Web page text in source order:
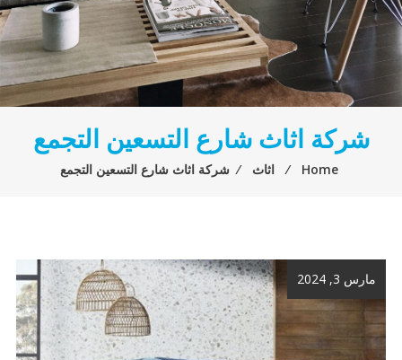
شركة اثاث شارع التسعين التجمع
Home
⁄ اثاث ⁄ شركة اثاث شارع التسعين التجمع
مارس 3, 2024